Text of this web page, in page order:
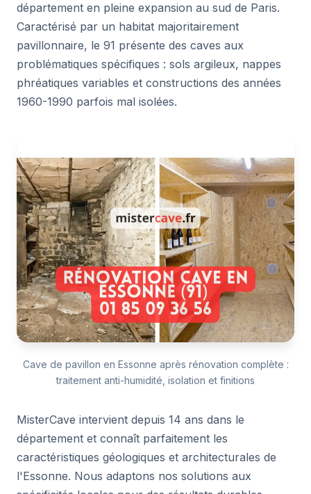
département en pleine expansion au sud de Paris.
Caractérisé par un habitat majoritairement
pavillonnaire, le 91 présente des caves aux
problématiques spécifiques : sols argileux, nappes
phréatiques variables et constructions des années
1960-1990 parfois mal isolées.
Cave de pavillon en Essonne après rénovation complète :
traitement anti-humidité, isolation et finitions
MisterCave intervient depuis 14 ans dans le
département et connaît parfaitement les
caractéristiques géologiques et architecturales de
l'Essonne. Nous adaptons nos solutions aux